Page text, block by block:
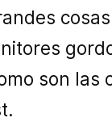
son las